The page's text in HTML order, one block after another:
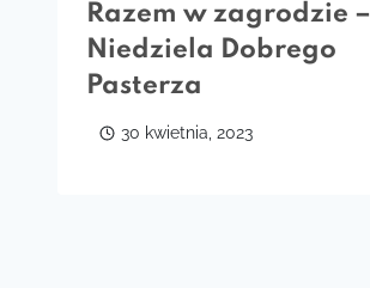
Razem w zagrodzie –
Niedziela Dobrego
Pasterza
30 kwietnia, 2023